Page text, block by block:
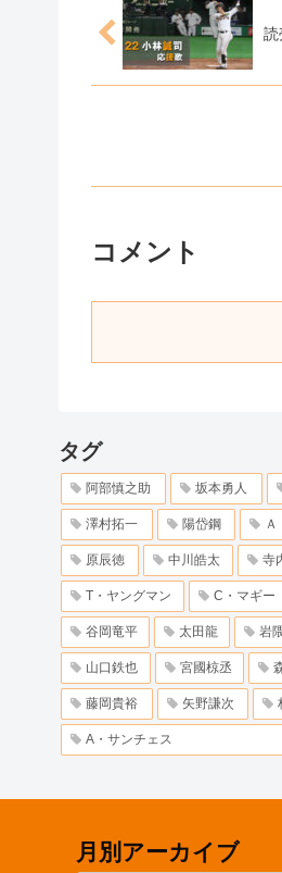
読
コメント
タグ
阿部慎之助 坂本勇人
澤村拓一 陽岱鋼
原辰徳 中川皓太 寺
T・ヤングマン C・マギー
谷岡竜平 太田龍 岩
山口鉄也 宮國椋丞
藤岡貴裕 矢野謙次
A・サンチェス
月別アーカイブ